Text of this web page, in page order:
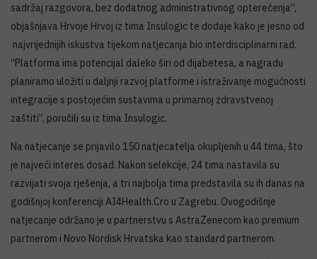
sadržaj razgovora, bez dodatnog administrativnog opterećenja”,
objašnjava Hrvoje Hrvoj iz tima Insulogic te dodaje kako je jesno od
najvrijednijih iskustva tijekom natjecanja bio interdisciplinarni rad.
“Platforma ima potencijal daleko širi od dijabetesa, a nagradu
planiramo uložiti u daljnji razvoj platforme i istraživanje mogućnosti
integracije s postojećim sustavima u primarnoj zdravstvenoj
zaštiti”, poručili su iz tima Insulogic.
Na natjecanje se prijavilo 150 natjecatelja okupljenih u 44 tima, što
je najveći interes dosad. Nakon selekcije, 24 tima nastavila su
razvijati svoja rješenja, a tri najbolja tima predstavila su ih danas na
godišnjoj konferenciji AI4Health.Cro u Zagrebu. Ovogodišnje
natjecanje održano je u partnerstvu s AstraZenecom kao premium
partnerom i Novo Nordisk Hrvatska kao standard partnerom.